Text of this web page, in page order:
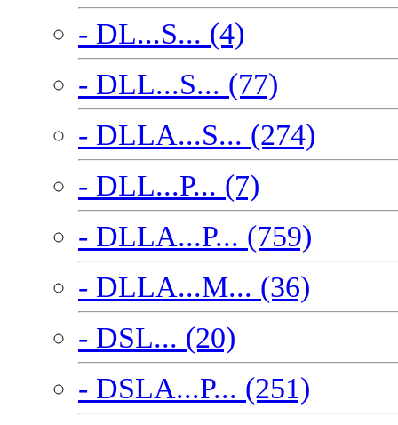
- DL...S... (4)
- DLL...S... (77)
- DLLA...S... (274)
- DLL...P... (7)
- DLLA...P... (759)
- DLLA...M... (36)
- DSL... (20)
- DSLA...P... (251)